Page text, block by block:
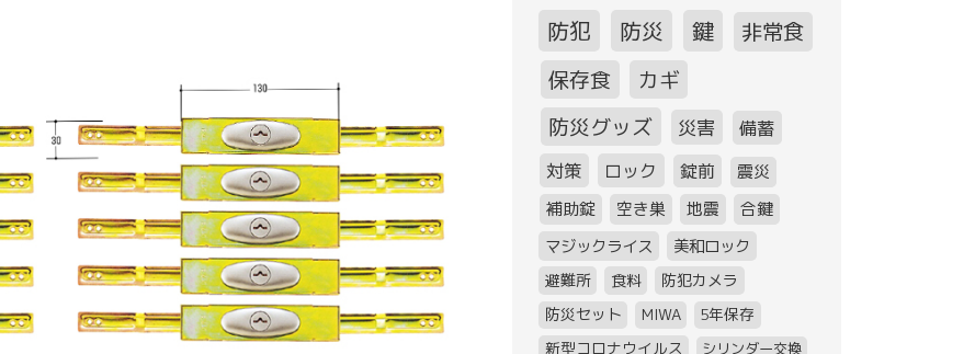
防犯 防災 鍵 非常食
保存食
カギ
防災グッズ
災害
備蓄
対策
ロック 錠前
震災
補助錠
空き巣 地震
合鍵
マジックライス
美和ロック
避難所 食料
防犯カメラ
防災セット
MIWA
5年保存
新型コロナウイルス
シリンダー交換